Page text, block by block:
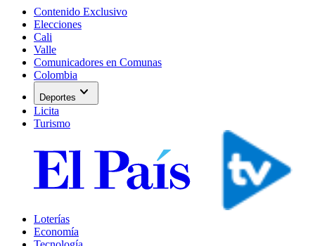
Contenido Exclusivo
Elecciones
Cali
Valle
Comunicadores en Comunas
Colombia
Deportes expand_more
Licita
Turismo
Loterías
Economía